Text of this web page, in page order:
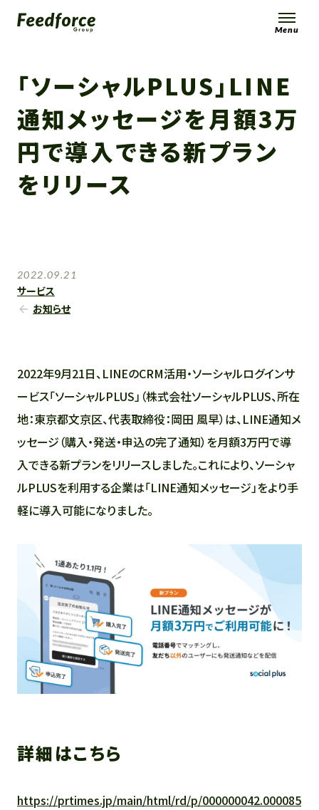
Menu
「ソーシャルPLUS」LINE
通知メッセージを月額3万
円で導入できる新プラン
をリリース
2022.09.21
サービス
お知らせ
2022年9月21日、LINEのCRM活用・ソーシャルログインサ
ービス「ソーシャルPLUS」（株式会社ソーシャルPLUS、所在
地：東京都文京区、代表取締役：岡田 風早）は、LINE通知メ
ッセージ（購入・発送・申込の完了通知）を月額3万円で導
入できる新プランをリリースしました。これにより、ソーシャ
ルPLUSを利用する企業は「LINE通知メッセージ」をより手
軽に導入可能になりました。
詳細はこちら
https://prtimes.jp/main/html/rd/p/000000042.000085